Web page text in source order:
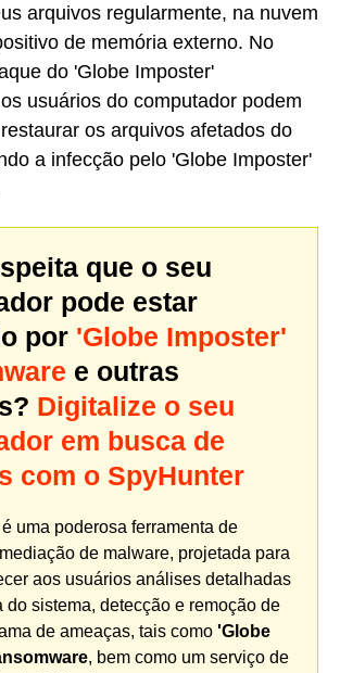
arquivos regularmente, na nuvem
de memória externo. No
do 'Globe Imposter'
usuários do computador podem
os arquivos afetados do
a infecção pelo 'Globe Imposter'
que o seu
pode estar
por 'Globe Imposter'
e outras
Digitalize o seu
em busca de
com o SpyHunter
uma poderosa ferramenta de
de malware, projetada para
aos usuários análises detalhadas
do sistema, detecção e remoção de
de ameaças, tais como 'Globe
, bem como um serviço de